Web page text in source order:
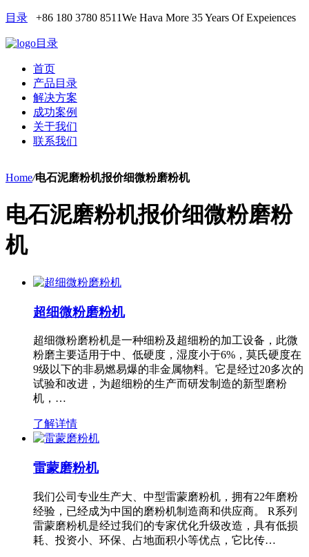
目录 +86 180 3780 8511We Hava More 35 Years Of Expeiences
目录
首页
产品目录
解决方案
成功案例
关于我们
联系我们
Home/电石泥磨粉机报价细微粉磨粉机
电石泥磨粉机报价细微粉磨粉
机
超细微粉磨粉机
超细微粉磨粉机是一种细粉及超细粉的加工设备，此微
粉磨主要适用于中、低硬度，湿度小于6%，莫氏硬度在
9级以下的非易燃易爆的非金属物料。它是经过20多次的
试验和改进，为超细粉的生产而研发制造的新型磨粉
机，…
了解详情
雷蒙磨粉机
我们公司专业生产大、中型雷蒙磨粉机，拥有22年磨粉
经验，已经成为中国的磨粉机制造商和供应商。 R系列
雷蒙磨粉机是经过我们的专家优化升级改造，具有低损
耗、投资小、环保、占地面积小等优点，它比传…